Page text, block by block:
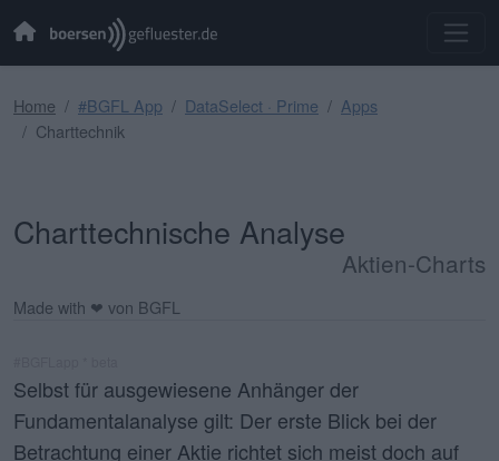
Home #BGFL App DataSelect · Prime
Apps
Charttechnik
Charttechnische Analyse
Aktien-Charts
Made with ❤ von BGFL
Selbst für ausgewiesene Anhänger der
Fundamentalanalyse gilt: Der erste Blick bei der
Betrachtung einer Aktie richtet sich meist doch auf